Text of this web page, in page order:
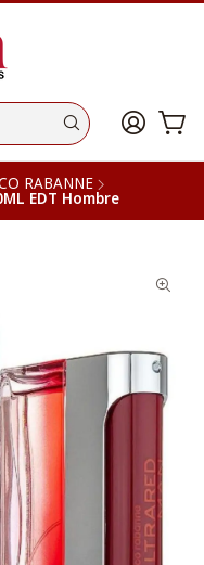
RABANNE
EDT Hombre